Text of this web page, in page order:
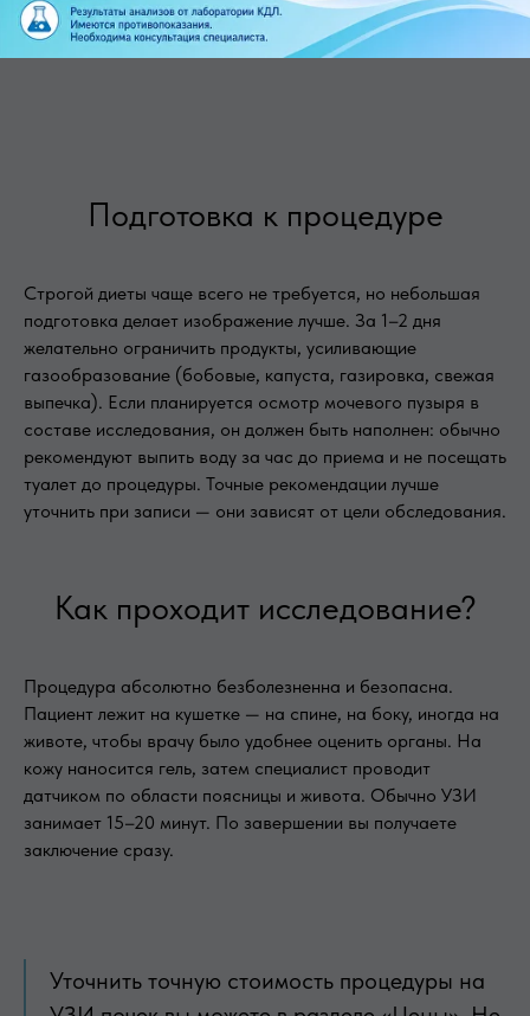
заводов КАМАЗ, ТЭМПО, Сатурн, Риат. 10%
для медицинских работников.
Подготовка к процедуре
Строгой диеты чаще всего не требуется, но небольшая
подготовка делает изображение лучше. За 1–2 дня
желательно ограничить продукты, усиливающие
газообразование (бобовые, капуста, газировка, свежая
выпечка). Если планируется осмотр мочевого пузыря в
составе исследования, он должен быть наполнен: обычно
рекомендуют выпить воду за час до приема и не посещать
туалет до процедуры. Точные рекомендации лучше
уточнить при записи — они зависят от цели обследования.
Как проходит исследование?
Процедура абсолютно безболезненна и безопасна.
Пациент лежит на кушетке — на спине, на боку, иногда на
животе, чтобы врачу было удобнее оценить органы. На
кожу наносится гель, затем специалист проводит
датчиком по области поясницы и живота. Обычно УЗИ
занимает 15–20 минут. По завершении вы получаете
заключение сразу.
Уточнить точную стоимость процедуры на